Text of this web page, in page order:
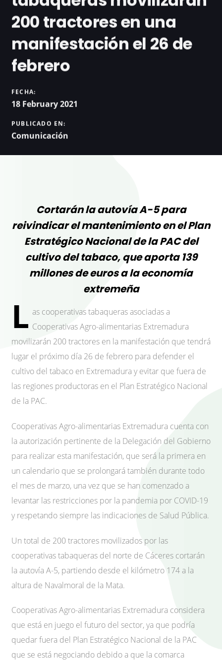
200 tractores en una
manifestación el 26 de
febrero
FECHA:
18 February 2021
PUBLICADO EN:
Comunicación
Cortarán la autovía A-5 para
reivindicar el mantenimiento en el Plan
Estratégico Nacional de la PAC del
cultivo del tabaco, que aporta 139
millones de euros a la economía
extremeña
L as cooperativas tabaqueras asociadas a
Cooperativas Agro-alimentarias Extremadura
movilizarán 200 tractores en la manifestación que tendrá
lugar el próximo día 26 de febrero para defender el
cultivo del tabaco en Extremadura y evitar que fuera de
las regiones productoras en el Plan Estratégico Nacional
de la PAC.
Cooperativas Agro-alimentarias Extremadura cuenta con
la autorización pertinente de la Delegación del Gobierno
para realizar esta manifestación, que será la primera en
un calendario que se prolongará también durante todo
el mes de marzo, una vez que se han comenzado a
levantar las restricciones por la pandemia por COVID-19
y respetando siempre las indicaciones de Salud Pública.
Un total de 200 tractores movilizados por las
cooperativas tabaqueras del norte de Cáceres cortarán
la autovía A-5, partiendo desde el kilómetro 174 a la
altura de Navalmoral de la Mata.
Cooperativas Agro-alimentarias Extremadura considera
que está en juego el futuro del sector, ya que podría
quedar fuera del Plan Estratégico Nacional de la PAC
que se está negociando debido a que la comarca